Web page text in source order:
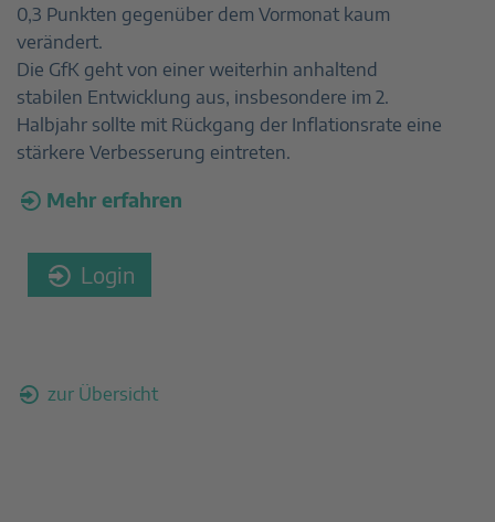
0,3 Punkten gegenüber dem Vormonat kaum
verändert.
Die GfK geht von einer weiterhin anhaltend
stabilen Entwicklung aus, insbesondere im 2.
Halbjahr sollte mit Rückgang der Inflationsrate eine
stärkere Verbesserung eintreten.
Mehr erfahren
Login
zur Übersicht